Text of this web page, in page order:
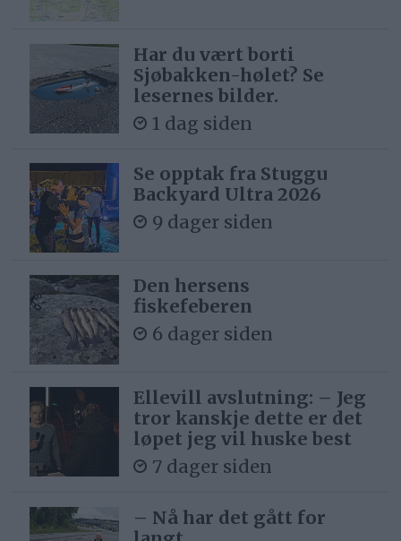
Har du vært borti
Sjøbakken-hølet? Se
lesernes bilder.
1 dag siden
Se opptak fra Stuggu
Backyard Ultra 2026
9 dager siden
Den hersens
fiskefeberen
6 dager siden
Ellevill avslutning: – Jeg
tror kanskje dette er det
løpet jeg vil huske best
7 dager siden
– Nå har det gått for